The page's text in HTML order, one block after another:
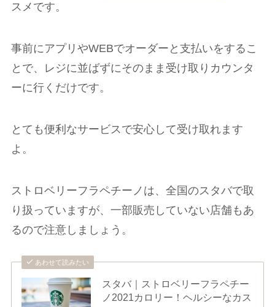
スメです。
事前にアプリやWEBでオーダーと支払いをするこ
とで、レジに並ばずにそのまま受け取りカウンタ
ーに行くだけです。
とても便利なサービスで安心して受け取れます
よ。
ストロベリーフラペチーノは、全国のスタバで取
り扱っていますが、一部販売していない店舗もあ
るので注意しましょう。
あわせて読みたい
スタバ｜ストロベリーフラペチー
ノ2021カロリー！ヘルシーなカス